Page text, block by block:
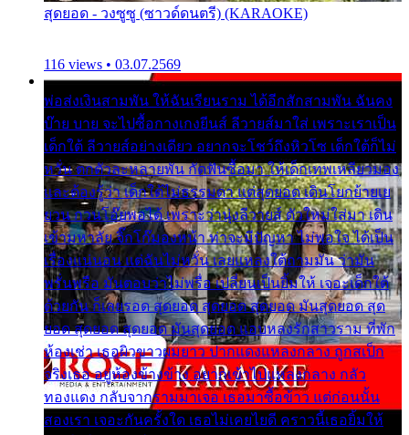
สุดยอด - วงซูซู (ซาวด์ดนตรี) (KARAOKE)
116 views • 03.07.2569
พ่อส่งเงินสามพัน ให้ฉันเรียนราม ได้อีกสักสามพัน ฉันคง
บ๊าย บาย จะไปซื้อกางเกงยีนส์ ลีวายส์มาใส่ เพราะเราเป็น
เด็กใต้ ลีวายส์อย่างเดียว อยากจะโชว์ถึงหิวโซ เด็กใต้ก็ไม่
หวั่น ตกตัวละหลายพัน กัดฟันซื้อมา ให้เด็กเทพเหลียวมอง
และต้องรู้ว่า เด็กใต้ไม่ธรรมดา แต่สุดยอด เดินโยกย้ายเย
ยวน กวนโอ๊ยพอได้ เพราะว่านุ่งลีวายส์ ตัวใหม่ใส่มา เดิน
เข้ามหาลัย จิ๊กโก๊มองหน้า ท่าจะมีปัญหา ไม่พอใจ ได้เป็น
เรื่องแน่นอน แต่ฉันไม่หวั่น เลยแหลงใต้ถามมัน ว่ามัน
พรั่นพรือ มันตอบว่าไม่พรื่อ เปลี่ยนเป็นยิ้มให้ เจอะเด็กใต้
ด้วยกัน ก็เลยรอด สุดยอด สุดยอด สุดยอด มันสุดยอด สุด
ยอด สุดยอด สุดยอด มันสุดยอด แอบหลงรักสาวราม ที่พัก
ห้องเช่า เธอผิวขาวผมยาว ปากแดงแหลงกลาง ถูกสเป็ก
จริงเธอ อยู่ห้องข้างข้าง อยากเข้าไปแหลงกลาง กลัว
ทองแดง กลับจากรามมาเจอ เธอมาซื้อข้าว แต่ก่อนนั้น
สองเรา เจอะกันครั้งใด เธอไม่เคยไยดี คราวนี้เธอยิ้มให้